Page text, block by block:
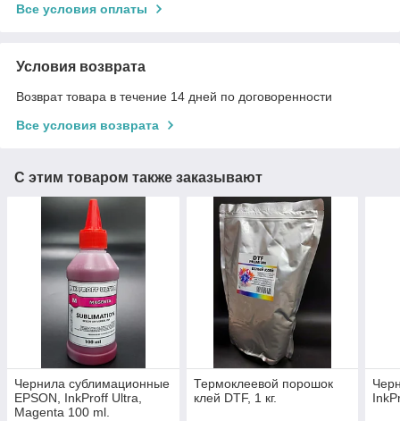
Все условия оплаты
Условия возврата
Возврат товара в течение 14 дней по договоренности
Все условия возврата
С этим товаром также заказывают
Чернила сублимационные
EPSON, InkProff Ultra,
Magenta 100 ml.
Термоклеевой порошок
клей DTF, 1 кг.